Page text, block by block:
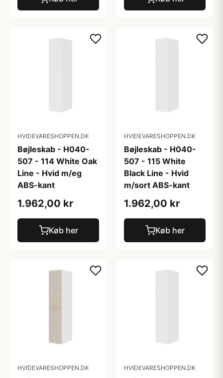
HVIDEVARESHOPPEN.DK
Bøjleskab - H040-
507 - 114 White Oak
Line - Hvid m/eg
ABS-kant
1.962,00 kr
Køb her
HVIDEVARESHOPPEN.DK
Bøjleskab - H040-
507 - 115 White
Black Line - Hvid
m/sort ABS-kant
1.962,00 kr
Køb her
HVIDEVARESHOPPEN.DK HVIDEVARESHOPPEN.DK